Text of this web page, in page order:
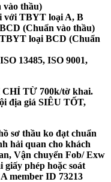
vào thầu)
với TBYT loại A, B
(Chuẩn vào thầu)
loại BCD (Chuẩn
13485, ISO 9001,
TỪ 700k/tờ khai.
địa giá SIÊU TỐT,
sơ thầu ko đạt chuẩn
hải quan cho khách
Vận chuyển Fob/ Exw
giấy phép hoặc soát
member ID 73213